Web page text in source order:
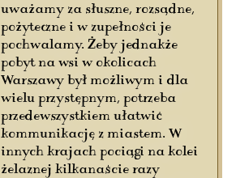
uważamy za słuszne, rozsądne,
pożyteczne i w zupełności je
pochwalamy. Żeby jednakże
pobyt na wsi w okolicach
Warszawy był możliwym i dla
wielu przystępnym, potrzeba
przedewszystkiem ułatwić
kommunikację z miastem. W
innych krajach pociągi na kolei
żelaznej kilkanaście razy